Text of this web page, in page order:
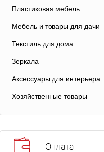
Пластиковая мебель
Мебель и товары для дачи
Текстиль для дома
Зеркала
Аксессуары для интерьера
Хозяйственные товары
Оплата